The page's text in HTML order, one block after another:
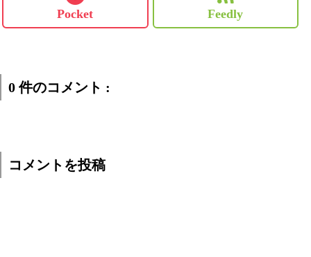
Pocket Feedly
0 件のコメント :
コメントを投稿